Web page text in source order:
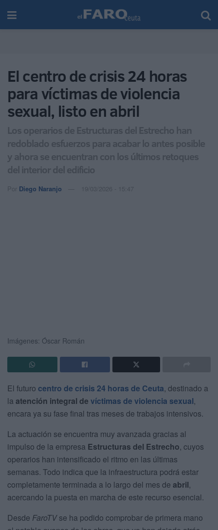
El centro de crisis 24 horas
para víctimas de violencia
sexual, listo en abril
Los operarios de Estructuras del Estrecho han
redoblado esfuerzos para acabar lo antes posible
y ahora se encuentran con los últimos retoques
del interior del edificio
Por Diego Naranjo 19/03/2026 - 15:47
Imágenes: Óscar Román
El futuro centro de crisis 24 horas de Ceuta, destinado a
la atención integral de víctimas de violencia sexual,
encara ya su fase final tras meses de trabajos intensivos.
La actuación se encuentra muy avanzada gracias al
impulso de la empresa Estructuras del Estrecho, cuyos
operarios han intensificado el ritmo en las últimas
semanas. Todo indica que la infraestructura podrá estar
completamente terminada a lo largo del mes de abril,
acercando la puesta en marcha de este recurso esencial.
Desde FaroTVse ha podido comprobar de primera mano